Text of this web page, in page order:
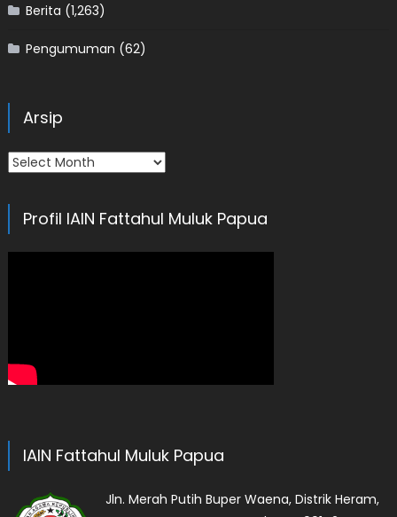
Berita (1,263)
Pengumuman (62)
Arsip
Arsip
Profil IAIN Fattahul Muluk Papua
IAIN Fattahul Muluk Papua
Jln. Merah Putih Buper Waena, Distrik Heram,